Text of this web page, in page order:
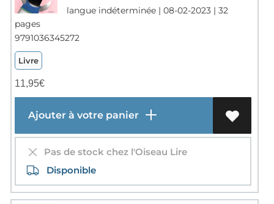
langue indéterminée | 08-02-2023 | 32
pages
9791036345272
Livre
11,95€
Ajouter à votre panier
Pas de stock chez l'Oiseau Lire
Disponible